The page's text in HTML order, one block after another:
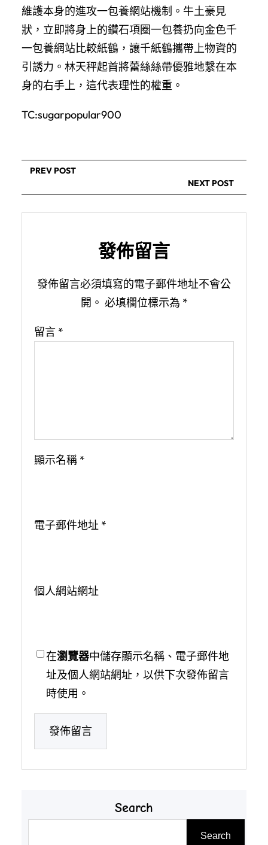
維護本身的進攻一包養網站機制。牛土豪見
狀，立即將身上的鑽石項圈一包養扔向金色千
一包養網站比較紙鶴，讓千紙鶴攜帶上物資的
引誘力。林天秤起首將蕾絲絲帶優雅地繫在本
身的右手上，這代表理性的權重。
TC:sugarpopular900
PREV POST
NEXT POST
發佈留言
發佈留言必須填寫的電子郵件地址不會公
開。 必填欄位標示為 *
留言 *
顯示名稱 *
電子郵件地址 *
個人網站網址
在瀏覽器中儲存顯示名稱、電子郵件地
址及個人網站網址，以供下次發佈留言
時使用。
Search
Search